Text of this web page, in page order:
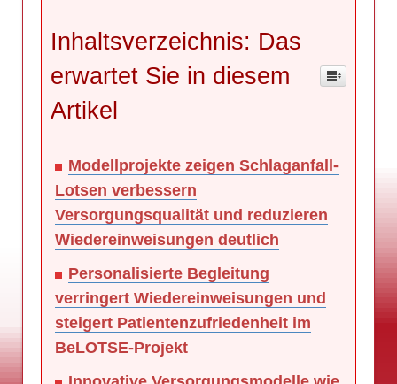
Inhaltsverzeichnis: Das
erwartet Sie in diesem
Artikel
Modellprojekte zeigen Schlaganfall-
Lotsen verbessern
Versorgungsqualität und reduzieren
Wiedereinweisungen deutlich
Personalisierte Begleitung
verringert Wiedereinweisungen und
steigert Patientenzufriedenheit im
BeLOTSE-Projekt